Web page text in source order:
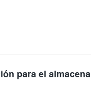
para el